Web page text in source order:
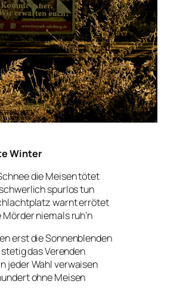
Winter
die Meisen tötet
spurlos tun
warnt errötet
Mörder niemals ruh’n
erst die Sonnenblenden
das Verenden
jeder Wahl verwaisen
ohne Meisen